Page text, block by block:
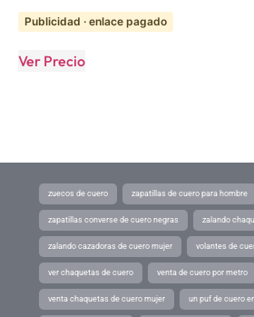
Publicidad · enlace pagado
Ver Precio
zuecos de cuero zapatillas de cuero para hombre
zapatillas converse de cuero negras zalando
zalando cazadoras de cuero mujer volantes de
ver chaquetas de cuero venta de cuero por metro
venta chaquetas de cuero mujer un puf de cuero